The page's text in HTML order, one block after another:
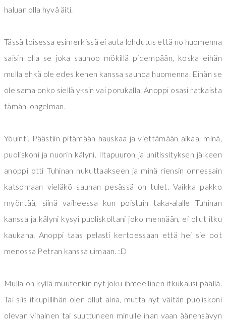
haluan olla hyvä äiti.
Tässä toisessa esimerkissä ei auta lohdutus että no huomenna
saisin olla se joka saunoo mökillä pidempään, koska eihän
mulla ehkä ole edes kenen kanssa saunoa huomenna. Eihän se
ole sama onko siellä yksin vai porukalla. Anoppi osasi ratkaista
tämän ongelman.
Yöuinti. Päästiin pitämään hauskaa ja viettämään aikaa, minä,
puoliskoni ja nuorin kälyni. Iltapuuron ja unitissityksen jälkeen
anoppi otti Tuhinan nukuttaakseen ja minä riensin onnessain
katsomaan vieläkö saunan pesässä on tulet. Vaikka pakko
myöntää, siinä vaiheessa kun poistuin taka-alalle Tuhinan
kanssa ja kälyni kysyi puoliskoltani joko mennään, ei ollut itku
kaukana. Anoppi taas pelasti kertoessaan että hei sie oot
menossa Petran kanssa uimaan. :D
Mulla on kyllä muutenkin nyt joku ihmeellinen itkukausi päällä.
Tai siis itkupillihän olen ollut aina, mutta nyt väitän puoliskoni
olevan vihainen tai suuttuneen minulle ihan vaan äänensävyn